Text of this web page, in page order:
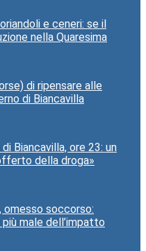
e ceneri: se il
nella Quaresima
di ripensare alle
di Biancavilla
Biancavilla, ore 23: un
della droga»
omesso soccorso:
più male dell’impatto